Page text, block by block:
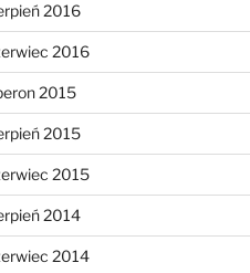
2016
2016
2015
2015
2015
2014
2014